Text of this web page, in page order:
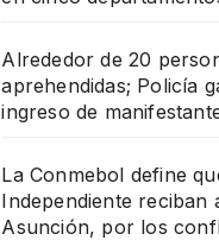
Alrededor de 20
aprehendidas; Policía
ingreso de
La Conmebol define
Independiente reciban
Asunción, por los